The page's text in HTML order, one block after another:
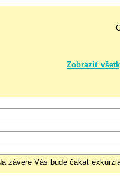
Zobraziť
závere Vás bude čakať